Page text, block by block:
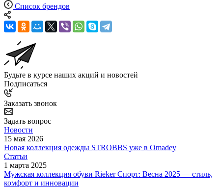
Список брендов
Будьте в курсе наших акций и новостей
Подписаться
Заказать звонок
Задать вопрос
Новости
15 мая 2026
Новая коллекция одежды STROBBS уже в Omadey
Статьи
1 марта 2025
Мужская коллекция обуви Rieker Спорт: Весна 2025 — стиль,
комфорт и инновации